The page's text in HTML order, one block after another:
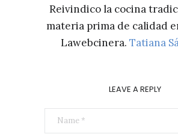
Reivindico la cocina
materia prima de calidad
Lawebcinera. Tatiana
LEAVE A REPLY